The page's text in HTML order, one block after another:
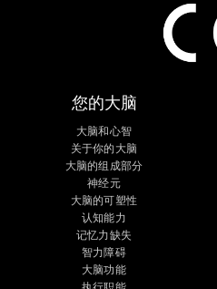
您的大脑
大脑和心智
关于你的大脑
大脑的组成部分
神经元
大脑的可塑性
认知能力
记忆力缺失
智力障碍
大脑功能